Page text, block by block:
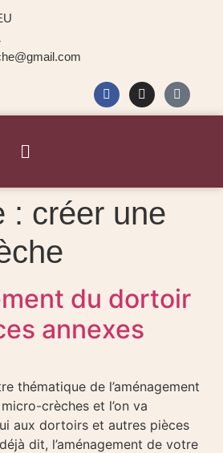
: créer une
du dortoir
annexes
thématique de l’aménagement
crèches et l’on va
aux dortoirs et autres pièces
dit, l’aménagement de votre